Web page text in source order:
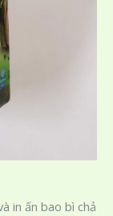
in ấn bao bì chả